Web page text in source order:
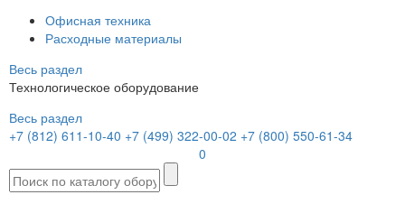
Офисная техника
Расходные материалы
Весь раздел
Технологическое оборудование
Весь раздел
+7 (812) 611-10-40 +7 (499) 322-00-02 +7 (800) 550-61-34
0